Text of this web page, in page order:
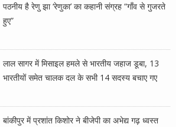
पठनीय है रेणु झा ‘रेणुका’ का कहानी संग्रह “गाँव से गुजरते
हुए”
लाल सागर में मिसाइल हमले से भारतीय जहाज डूबा, 13
भारतीयों समेत चालक दल के सभी 14 सदस्य बचाए गए
बांकीपुर में प्रशांत किशोर ने बीजेपी का अभेद्य गढ़ ध्वस्त